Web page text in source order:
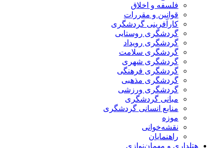
فلسفه و اخلاق
قوانین و مقررات
کارآفرینی گردشگری
گردشگری روستایی
گردشگری رویداد
گردشگری سلامت
گردشگری شهری
گردشگری فرهنگی
گردشگری مذهبی
گردشگری ورزشی
مبانی گردشگری
منابع انسانی گردشگری
موزه
نقشه‌خوانی
راهنمایان
هتلداری و مهمان‌نوازی